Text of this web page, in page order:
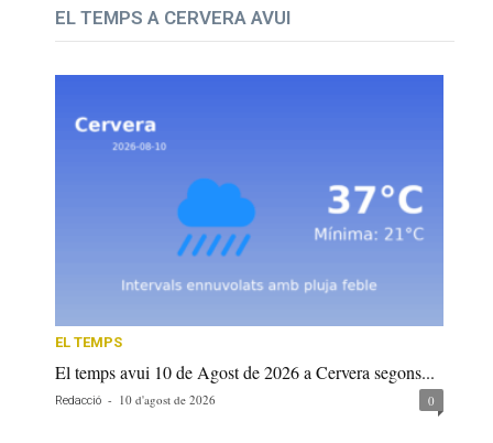
EL TEMPS A CERVERA AVUI
EL TEMPS
El temps avui 10 de Agost de 2026 a Cervera segons...
Redacció - 10 d'agost de 2026 0